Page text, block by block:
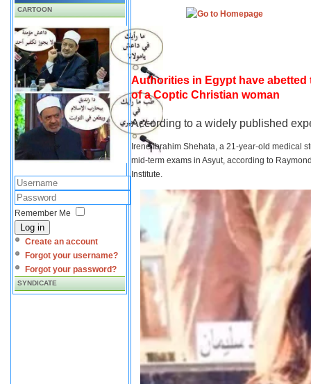
CARTOON
Remember Me
Log in
Create an account
Forgot your username?
Forgot your password?
SYNDICATE
Authorities in Egypt have
of a Coptic Christian woman
According to a widely published
Irene Ibrahim Shehata, a 21-year-old medical
mid-term exams in Asyut, according to
Institute.